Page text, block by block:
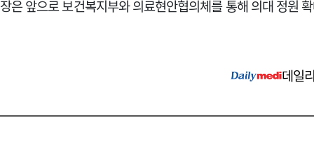
장은 앞으로 보건복지부와 의료현안협의체를 통해 의대 정원
데일